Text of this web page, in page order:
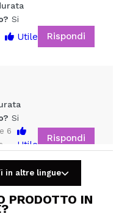
una foto
Immaginalo...
Si
Utile Rispondi
Si
6
Utile
Rispondi
tranquillamente
in altre lingue
PRODOTTO IN